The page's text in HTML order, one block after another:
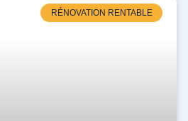
RÉNOVATION RENTABLE